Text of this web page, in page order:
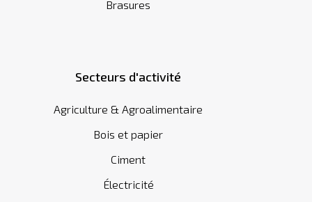
Brasures
Secteurs d'activité
Agriculture & Agroalimentaire
Bois et papier
Ciment
Électricité